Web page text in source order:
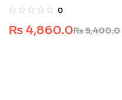
0
₨5,400.0
₨ 4,860.0